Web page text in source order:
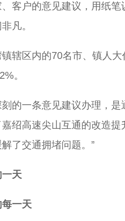
客户的意见建议，用纸
凡。
区内的70名市、镇人大
。
一条意见建议办理，是
绍高速尖山互通的改造
了交通拥堵问题。”
天
一天